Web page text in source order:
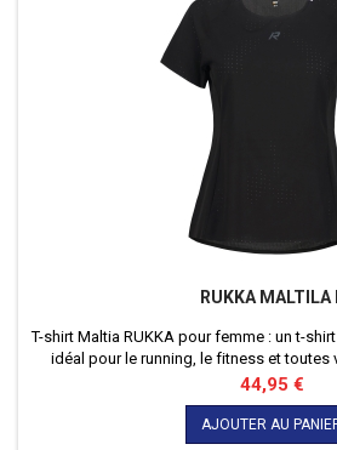
RUKKA MALTILA
T-shirt Maltia RUKKA pour femme : un t-
idéal pour le running, le fitness et toutes
Prix
44,95 €
AJOUTER AU